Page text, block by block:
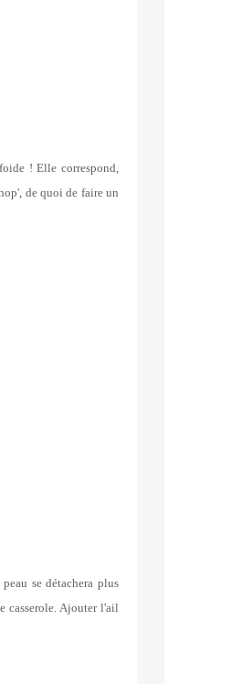
! Elle correspond,
de quoi de faire un
se détachera plus
casserole. Ajouter l'ail